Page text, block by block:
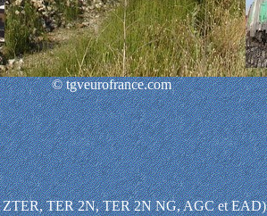
© tgveurofrance.com
TER 2N, TER 2N NG, AGC et EAD)